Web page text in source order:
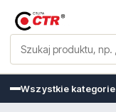
Wszystkie kategorie